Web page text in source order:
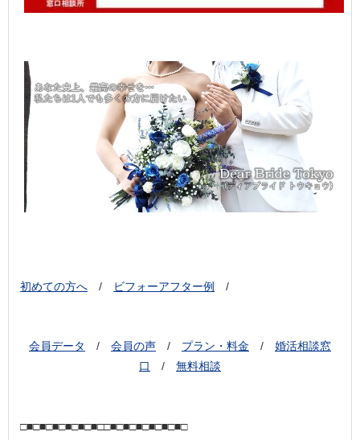
初めての方へ / ビフォーアフター例 /
会員データ / 会員の声 / プラン・料金 / 婚活相談窓
口
/ 無料相談
□■□■□■□■□■□■□□■□■□■□■□■□■□